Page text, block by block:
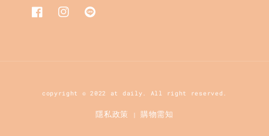
copyright © 2022 at daily. All right reserved.
隱私政策 |購物需知